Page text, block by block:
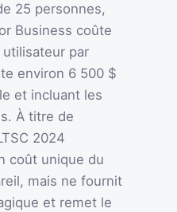
25 personnes,
Business coûte
par
environ 6 500 $
et incluant les
À titre de
2024
coût unique du
mais ne fournit
et remet le